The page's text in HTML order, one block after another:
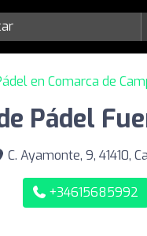
en Comarca de
Pádel
C. Ayamonte, 9, 41410,
+34615685992